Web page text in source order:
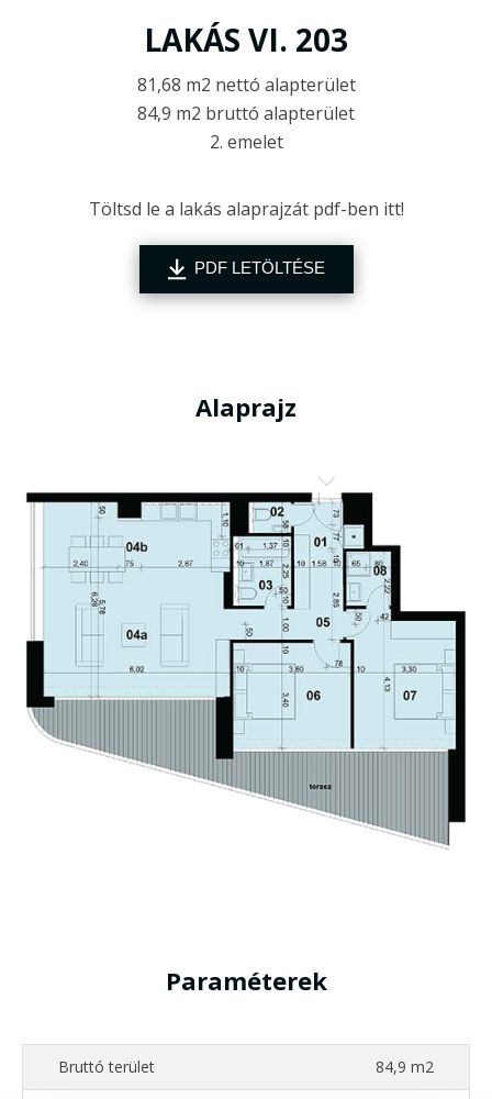
LAKÁS VI. 203
81,68 m2 nettó alapterület
84,9 m2 bruttó alapterület
2. emelet
Töltsd le a lakás alaprajzát pdf-ben itt!
PDF LETÖLTÉSE
Alaprajz
Paraméterek
Bruttó terület 84,9 m2